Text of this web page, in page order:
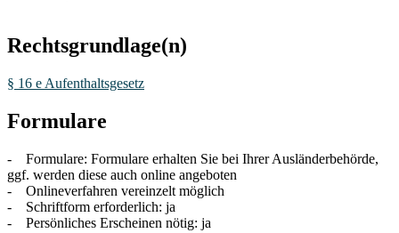
Rechtsgrundlage(n)
§ 16 e Aufenthaltsgesetz
Formulare
- Formulare: Formulare erhalten Sie bei Ihrer Ausländerbehörde,
ggf. werden diese auch online angeboten
- Onlineverfahren vereinzelt möglich
- Schriftform erforderlich: ja
- Persönliches Erscheinen nötig: ja